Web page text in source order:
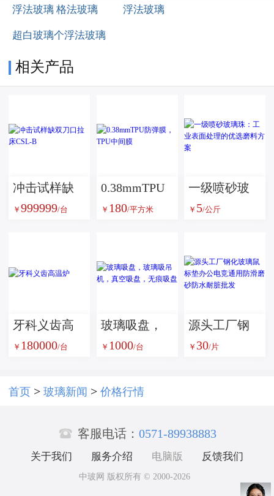
浮法玻璃 格法玻璃 浮法玻璃
超白玻璃个浮法玻璃
相关产品
冲击试样缺
双刀口拉床
￥ 999999/台
0.38mmTPU
防弹膜，TPU
￥ 180/平方米
一级喷砂玻
璃珠：工业
案
￥ 5/公斤
牙科义齿高
温炉
￥ 180000/台
玻璃吸盘，
玻璃吸吊
盘，无痕吸
￥ 1000/台
源头工厂钢
化玻璃鼠标
批发
￥ 30/片
首页 > 玻璃新闻 > 价格行情
 客服电话： 0571-89938883
关于我们 服务介绍 电脑版 反馈我们
中玻网 版权所有 © 2000-2026